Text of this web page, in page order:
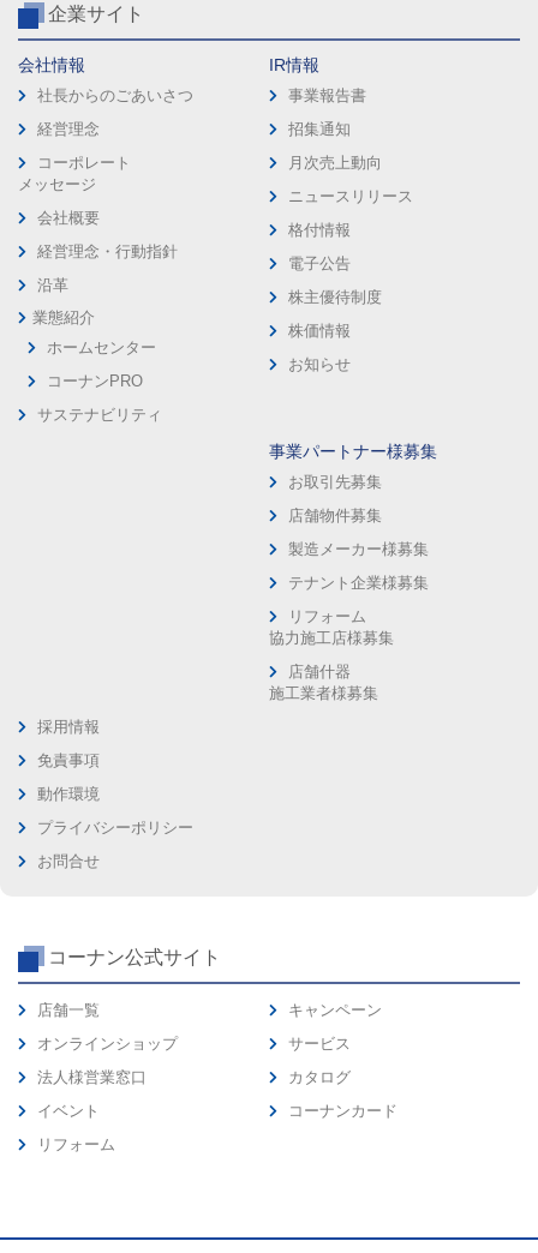
企業サイト
会社情報
社長からのごあいさつ
経営理念
コーポレート
メッセージ
会社概要
経営理念・行動指針
沿革
業態紹介
ホームセンター
コーナンPRO
サステナビリティ
IR情報
事業報告書
招集通知
月次売上動向
ニュースリリース
格付情報
電子公告
株主優待制度
株価情報
お知らせ
事業パートナー様募集
お取引先募集
店舗物件募集
製造メーカー様募集
テナント企業様募集
リフォーム
協力施工店様募集
店舗什器
施工業者様募集
採用情報
免責事項
動作環境
プライバシーポリシー
お問合せ
コーナン公式サイト
店舗一覧
オンラインショップ
法人様営業窓口
イベント
リフォーム
キャンペーン
サービス
カタログ
コーナンカード